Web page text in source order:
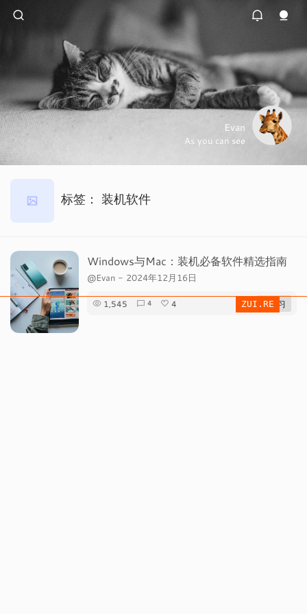
Evan
As you can see
标签： 装机软件
Windows与Mac：装机必备软件精选指南
@Evan - 2024年12月16日
1,545 4 4 # 学习
ZUI.RE